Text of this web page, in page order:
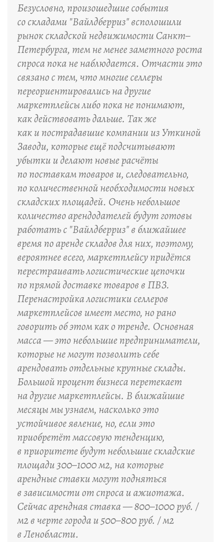
Безусловно, произошедшие события
со складами "Вайлдберриз" всполошили
рынок складской недвижимости Санкт–
Петербурга, тем не менее заметного роста
спроса пока не наблюдается. Отчасти это
связано с тем, что многие селлеры
переориентировались на другие
маркетплейсы либо пока не понимают,
как действовать дальше. Так же
как и пострадавшие компании из Уткиной
Заводи, которые ещё подсчитывают
убытки и делают новые расчёты
по поставкам товаров и, следовательно,
по количественной необходимости новых
складских площадей. Очень небольшое
количество арендодателей будут готовы
работать с "Вайлдберриз" в ближайшее
время по аренде складов для них, поэтому,
вероятнее всего, маркетплейсу придётся
перестраивать логистические цепочки
по прямой доставке товаров в ПВЗ.
Перенастройка логистики селлеров
маркетплейсов имеет место, но рано
говорить об этом как о тренде. Основная
масса — это небольшие предприниматели,
которые не могут позволить себе
арендовать отдельные крупные склады.
Большой процент бизнеса перетекает
на другие маркетплейсы. В ближайшие
месяцы мы узнаем, насколько это
устойчивое явление, но, если это
приобретёт массовую тенденцию,
в приоритете будут небольшие складские
площади 300–1000 м2, на которые
арендные ставки могут подняться
в зависимости от спроса и ажиотажа.
Сейчас арендная ставка — 800–1000 руб. /
м2 в черте города и 500–800 руб. / м2
в Ленобласти.